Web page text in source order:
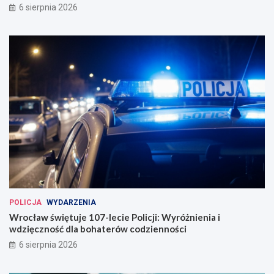
u
w
a
w
e
W
r
o
c
ł
w
i
u
a
u
w
6 sierpnia 2026
POLICJA WYDARZENIA
Wrocław świętuje 107-lecie Policji: Wyróżnienia i
wdzięczność dla bohaterów codzienności
6 sierpnia 2026